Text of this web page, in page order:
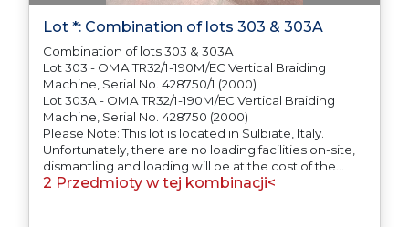
Lot *: Combination of lots 303 & 303A
Combination of lots 303 & 303A
Lot 303 - OMA TR32/1-190M/EC Vertical Braiding
Machine, Serial No. 428750/1 (2000)
Lot 303A - OMA TR32/1-190M/EC Vertical Braiding
Machine, Serial No. 428750 (2000)
Please Note: This lot is located in Sulbiate, Italy.
Unfortunately, there are no loading facilities on-site,
dismantling and loading will be at the cost of the
purchaser. All/Any tooling is being offered as
2 Przedmioty w tej kombinacji<